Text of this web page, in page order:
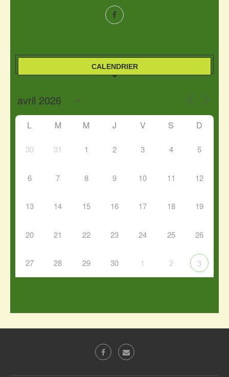
CALENDRIER
L M M J V S D
30 31 1 2 3 4 5
6 7 8 9 10 11 12
13 14 15 16 17 18 19
20 21 22 23 24 25 26
27 28 29 30 1 2 3